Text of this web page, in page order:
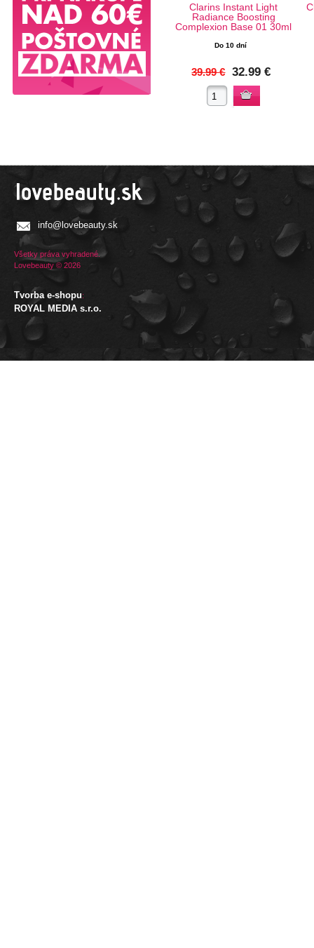
Clarins Instant Light
Radiance Boosting
Complexion Base 01 30ml
Do 10 dní
39.99 € 32.99 €
info@lovebeauty.sk
Všetky práva vyhradené.
Lovebeauty © 2026
Tvorba e-shopu:
ROYAL MEDIA s.r.o.